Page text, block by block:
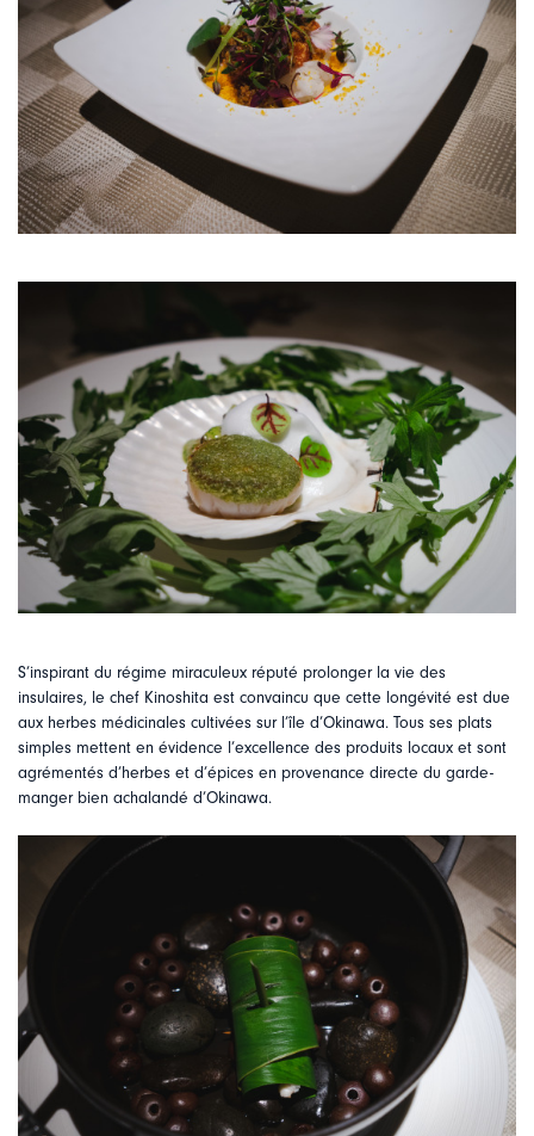
S’inspirant du régime miraculeux réputé prolonger la vie des
insulaires, le chef Kinoshita est convaincu que cette longévité est due
aux herbes médicinales cultivées sur l’île d’Okinawa. Tous ses plats
simples mettent en évidence l’excellence des produits locaux et sont
agrémentés d’herbes et d’épices en provenance directe du garde-
manger bien achalandé d’Okinawa.